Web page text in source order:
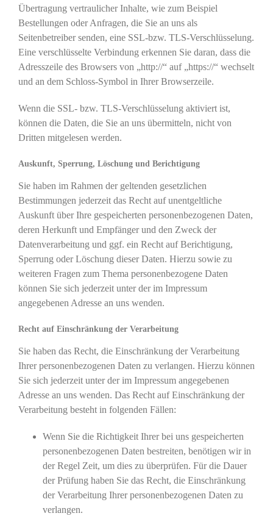
Übertragung vertraulicher Inhalte, wie zum Beispiel
Bestellungen oder Anfragen, die Sie an uns als
Seitenbetreiber senden, eine SSL-bzw. TLS-Verschlüsselung.
Eine verschlüsselte Verbindung erkennen Sie daran, dass die
Adresszeile des Browsers von „http://“ auf „https://“ wechselt
und an dem Schloss-Symbol in Ihrer Browserzeile.
Wenn die SSL- bzw. TLS-Verschlüsselung aktiviert ist,
können die Daten, die Sie an uns übermitteln, nicht von
Dritten mitgelesen werden.
Auskunft, Sperrung, Löschung und Berichtigung
Sie haben im Rahmen der geltenden gesetzlichen
Bestimmungen jederzeit das Recht auf unentgeltliche
Auskunft über Ihre gespeicherten personenbezogenen Daten,
deren Herkunft und Empfänger und den Zweck der
Datenverarbeitung und ggf. ein Recht auf Berichtigung,
Sperrung oder Löschung dieser Daten. Hierzu sowie zu
weiteren Fragen zum Thema personenbezogene Daten
können Sie sich jederzeit unter der im Impressum
angegebenen Adresse an uns wenden.
Recht auf Einschränkung der Verarbeitung
Sie haben das Recht, die Einschränkung der Verarbeitung
Ihrer personenbezogenen Daten zu verlangen. Hierzu können
Sie sich jederzeit unter der im Impressum angegebenen
Adresse an uns wenden. Das Recht auf Einschränkung der
Verarbeitung besteht in folgenden Fällen:
Wenn Sie die Richtigkeit Ihrer bei uns gespeicherten
personenbezogenen Daten bestreiten, benötigen wir in
der Regel Zeit, um dies zu überprüfen. Für die Dauer
der Prüfung haben Sie das Recht, die Einschränkung
der Verarbeitung Ihrer personenbezogenen Daten zu
verlangen.